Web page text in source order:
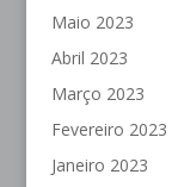
Maio 2023
Abril 2023
Março 2023
Fevereiro 2023
Janeiro 2023